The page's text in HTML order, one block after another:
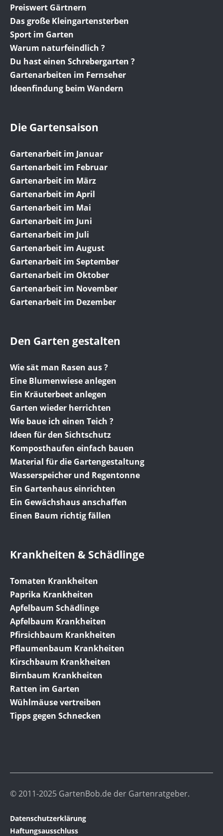
Preiswert Gärtnern
Das große Kleingartensterben
Sport im Garten
Warum naturfeindlich ?
Du hast einen Schrebergarten ?
Gartenarbeiten im Fernseher
Ideenfindung beim Wandern
Die Gartensaison
Gartenarbeit im Januar
Gartenarbeit im Februar
Gartenarbeit im März
Gartenarbeit im April
Gartenarbeit im Mai
Gartenarbeit im Juni
Gartenarbeit im Juli
Gartenarbeit im August
Gartenarbeit im September
Gartenarbeit im Oktober
Gartenarbeit im November
Gartenarbeit im Dezember
Den Garten gestalten
Wie sät man Rasen aus ?
Eine Blumenwiese anlegen
Ein Kräuterbeet anlegen
Garten wieder herrichten
Wie baue ich einen Teich ?
Ideen für den Sichtschutz
Komposthaufen einfach bauen
Material für die Gartengestaltung
Wasserspeicher und Regentonne
Ein Gartenhaus einrichten
Ein Gewächshaus anschaffen
Einen Baum richtig fällen
Krankheiten & Schädlinge
Tomaten Krankheiten
Paprika Krankheiten
Apfelbaum Schädlinge
Apfelbaum Krankheiten
Pfirsichbaum Krankheiten
Pflaumenbaum Krankheiten
Kirschbaum Krankheiten
Birnbaum Krankheiten
Ratten im Garten
Wühlmäuse vertreiben
Tipps gegen Schnecken
© 2011-2025 GartenBob.de der Gartenratgeber.
Datenschutzerklärung
Haftungsausschluss